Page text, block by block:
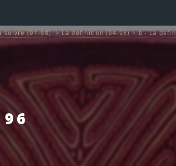
96
suivre (91-98).>La définition (94-98)>b - La